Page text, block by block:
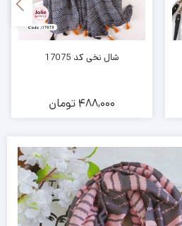
شال نخی کد 17075
488,000 تومان